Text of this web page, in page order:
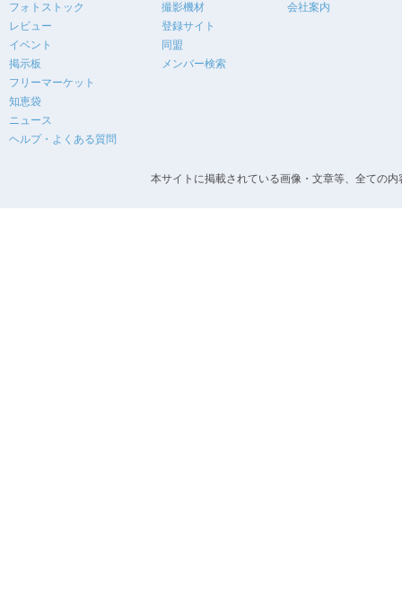
フォトストック
レビュー
イベント
掲示板
フリーマーケット
知恵袋
ニュース
ヘルプ・よくある質問
撮影機材
登録サイト
同盟
メンバー検索
会社案内
本サイトに掲載されている画像・文章等、全ての